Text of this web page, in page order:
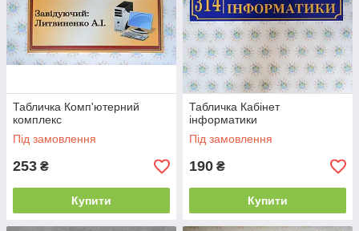
Табличка Комп'ютерний
комплекс
Під замовлення
253 ₴
Купити
Табличка Кабінет
інформатики
Під замовлення
190 ₴
Купити